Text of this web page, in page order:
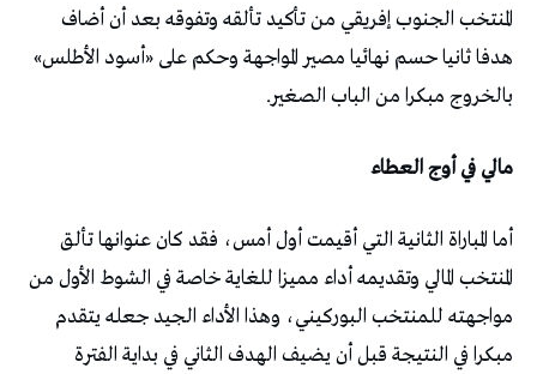
المنتخب الجنوب إفريقي من تأكيد تألقه وتفوقه بعد أن أضاف
هدفا ثانيا حسم نهائيا مصير المواجهة وحكم على «أسود الأطلس»
بالخروج مبكرا من الباب الصغير.
مالي في أوج العطاء
أما المباراة الثانية التي أقيمت أول أمس، فقد كان عنوانها تألق
المنتخب المالي وتقديمه أداء مميزا للغاية خاصة في الشوط الأول من
مواجهته للمنتخب البوركيني، وهذا الأداء الجيد جعله يتقدم
مبكرا في النتيجة قبل أن يضيف الهدف الثاني في بداية الفترة